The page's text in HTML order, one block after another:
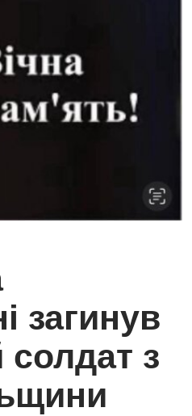
загинув
солдат з